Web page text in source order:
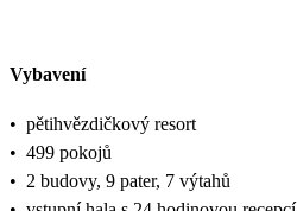
Vybavení
• pětihvězdičkový resort
• 499 pokojů
• 2 budovy, 9 pater, 7 výtahů